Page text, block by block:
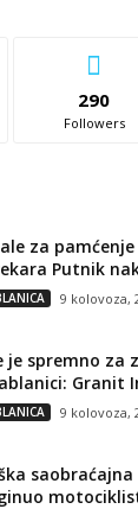
290
Followers
za
Putnik
9 kolovoza,
je spremno za
Granit
9 kolovoza,
saobraćajna